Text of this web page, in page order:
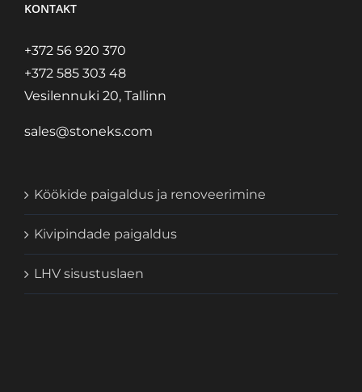
KONTAKT
+372 56 920 370
+372 585 303 48
Vesilennuki 20, Tallinn
sales@stoneks.com
Köökide paigaldus ja renoveerimine
Kivipindade paigaldus
LHV sisustuslaen